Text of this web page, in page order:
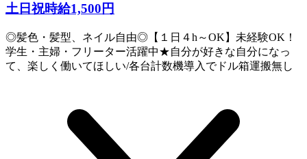
土日祝時給1,500円
◎髪色・髪型、ネイル自由◎【１日４h～OK】未経験OK！
学生・主婦・フリーター活躍中★自分が好きな自分になっ
て、楽しく働いてほしい/各台計数機導入でドル箱運搬無し